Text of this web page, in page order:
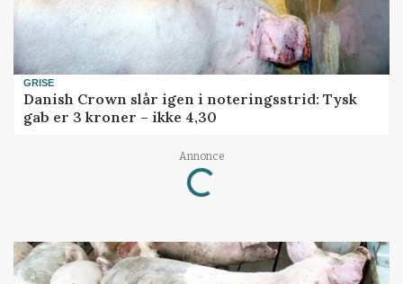
GRISE
Danish Crown slår igen i noteringsstrid: Tysk
gab er 3 kroner – ikke 4,30
Annonce
Loading...